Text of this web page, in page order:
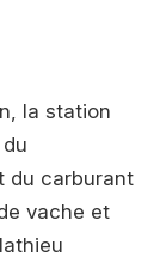
la station
du carburant
vache et